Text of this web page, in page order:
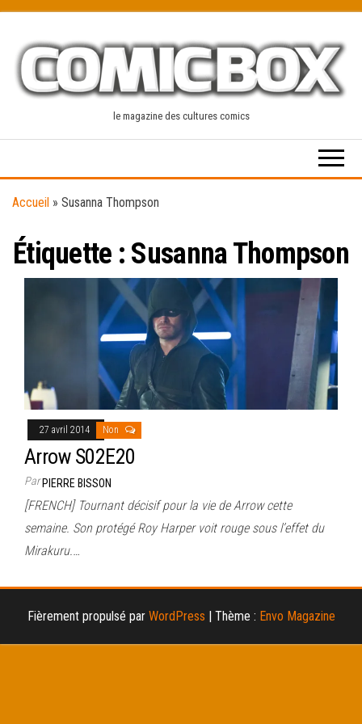
content
le magazine des cultures comics
Accueil » Susanna Thompson
Étiquette : Susanna Thompson
27 avril 2014 Non
Arrow S02E20
ParPIERRE BISSON
[FRENCH] Tournant décisif pour la vie de Arrow cette
semaine. Son protégé Roy Harper voit rouge sous l’effet du
Mirakuru.…
Fièrement propulsé par WordPress Thème : Envo Magazine